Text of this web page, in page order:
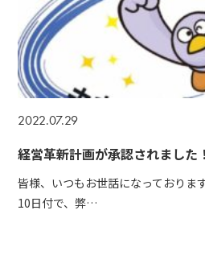
2022.07.29
経営革新計画が承認されました！
皆様、いつもお世話になっておりま
10日付で、弊…